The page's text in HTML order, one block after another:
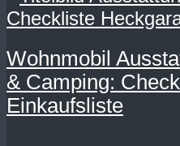
Wohnmobil
& Camping:
Einkaufsliste